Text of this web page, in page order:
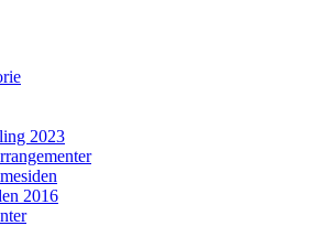
2023
2016